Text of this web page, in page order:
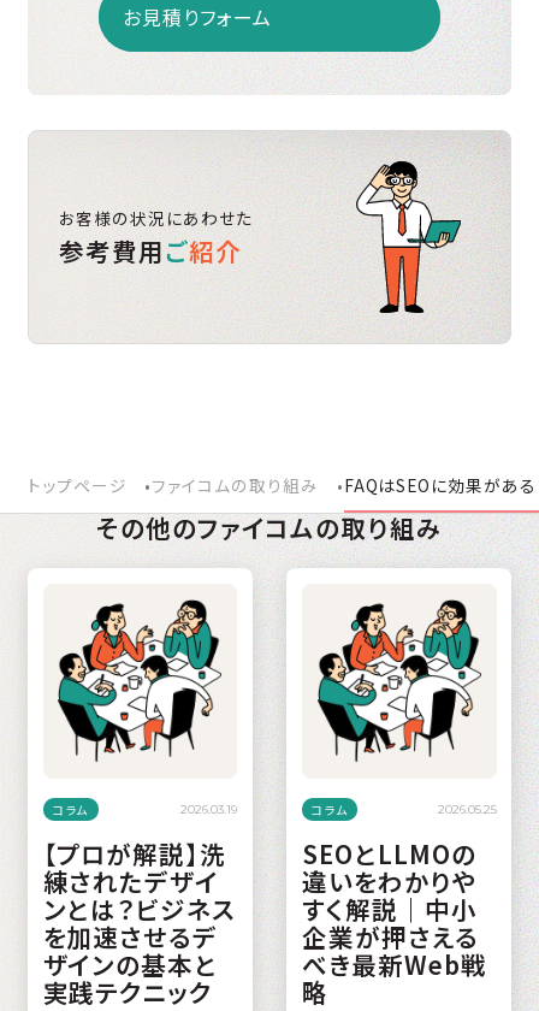
お見積りフォーム
お客様の状況にあわせた
参考費用ご紹介
トップページ ファイコムの取り組み FAQはSEOに効果があ
その他のファイコムの取り組み
コラム 2026.03.19
【プロが解説】洗
練されたデザイ
ンとは？ビジネス
を加速させるデ
ザインの基本と
実践テクニック
コラム 2026.05.25
SEOとLLMOの
違いをわかりや
すく解説｜中小
企業が押さえる
べき最新Web戦
略